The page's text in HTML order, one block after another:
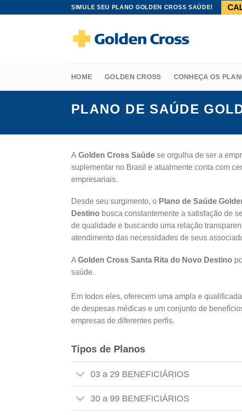
SIMULE SEU PLANO GOLDEN CROSS SAÚDE!
HOME GOLDEN CROSS CONHEÇA OS
PLANO DE SAÚDE
A Golden Cross Saúde se orgulha de ser a
suplementar no Brasil e atualmente conta com
empresariais.
Desde seu surgimento, o Plano de Saúde
Destino busca constantemente a satisfação de
de qualidade e buscando uma relação
atendimento das necessidades de seus
A Golden Cross Santa Rita do Novo Destino
saúde.
Em todos eles, oferecem uma ampla e
de despesas médicas e um conjunto de
empresas de diferentes perfis.
Tipos de Planos
03 a 29 BENEFICIÁRIOS
30 a 99 BENEFICIÁRIOS